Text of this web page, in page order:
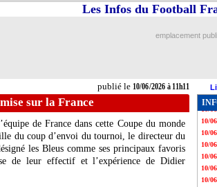
publié le 10/06/2026 à 11h11
Les Infos du Football
emplacement
sur la France
de France dans cette Coupe du monde
du coup d’envoi du tournoi, le directeur du
les Bleus comme ses principaux favoris
de leur effectif et l’expérience de Didier
10/06
10/06
10/06
10/06
10/06
10/06
10/06
10/06
10/06
10/06
10/06